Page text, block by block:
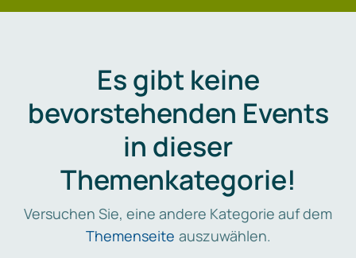
Es gibt keine
bevorstehenden Events
in dieser
Themenkategorie!
Versuchen Sie, eine andere Kategorie auf dem
Themenseite auszuwählen.